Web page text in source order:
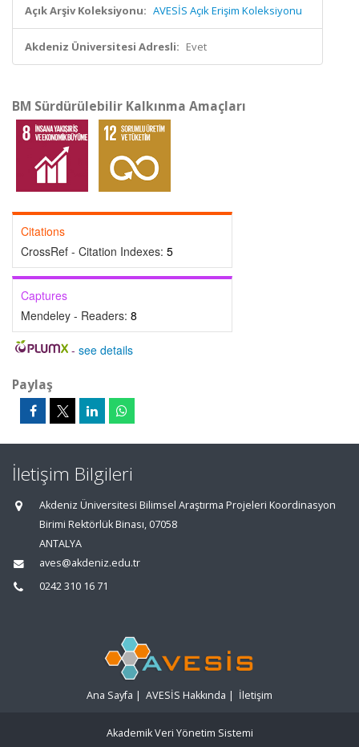
Açık Arşiv Koleksiyonu: AVESİS Açık Erişim Koleksiyonu
Akdeniz Üniversitesi Adresli: Evet
BM Sürdürülebilir Kalkınma Amaçları
Citations
CrossRef - Citation Indexes: 5
Captures
Mendeley - Readers: 8
- see details
Paylaş
İletişim Bilgileri
Akdeniz Üniversitesi Bilimsel Araştırma Projeleri Koordinasyon
Birimi Rektörlük Binası, 07058
ANTALYA
aves@akdeniz.edu.tr
0242 310 16 71
Ana Sayfa | AVESİS Hakkında | İletişim
Akademik Veri Yönetim Sistemi